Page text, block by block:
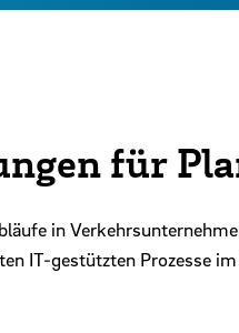
für
in
IT-gestützten Prozesse